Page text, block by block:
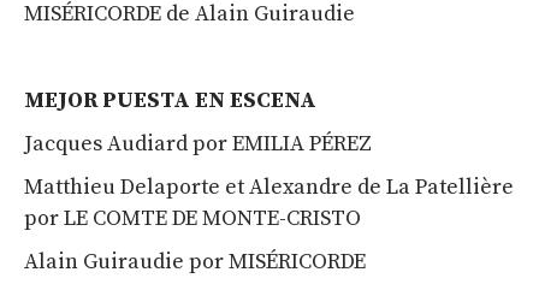
MISÉRICORDE de Alain Guiraudie
MEJOR PUESTA EN ESCENA
Jacques Audiard por EMILIA PÉREZ
Matthieu Delaporte et Alexandre de La Patellière
por LE COMTE DE MONTE-CRISTO
Alain Guiraudie por MISÉRICORDE